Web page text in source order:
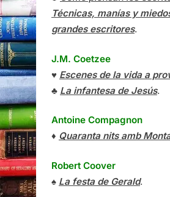
Técnicas, manías y
grandes escritores.
J.M. Coetzee
♥ Escenes de la vida a
♣ La infantesa de Jesús.
Antoine Compagnon
♦ Quaranta nits amb
Robert Coover
♠ La festa de Gerald.